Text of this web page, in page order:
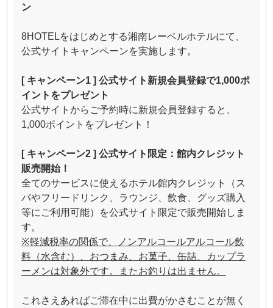
ン
8HOTELをはじめとする湘南レーベルホテルにて、
公式サイトキャンペーンを実施します。
[ キャンペーン1 ] 公式サイト新規会員登録で1,000ポ
イントをプレゼント
公式サイトからご予約時に新規会員登録すると、
1,000ポイントをプレゼント！
[ キャンペーン2 ] 公式サイト限定：館内クレジット
販売開始！
全てのサービスに使えるホテル館内クレジット（ス
パやフリードリンク、ラウンジ、飲食、グッズ購入
等にご利用可能）を公式サイト限定で販売開始しま
す。
※軽減税率の関係で、ノンアルコールアルコール飲
料（水含む）、おつまみ、お菓子、缶詰、カップラ
ーメンは対象外です。またお釣りは出ません。
これさえあればご滞在中に出費がかさむことが無く